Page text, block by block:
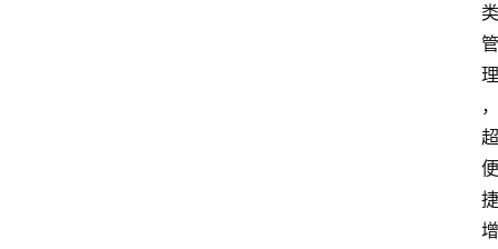
类
管
理
，
超
便
捷
增